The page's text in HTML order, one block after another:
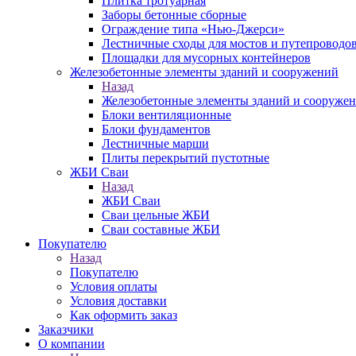
Заборы бетонные сборные
Ограждение типа «Нью-Джерси»
Лестничные сходы для мостов и путепроводов
Площадки для мусорных контейнеров
Железобетонные элементы зданий и сооружений
Назад
Железобетонные элементы зданий и
Блоки вентиляционные
Блоки фундаментов
Лестничные марши
Плиты перекрытий пустотные
ЖБИ Сваи
Назад
ЖБИ Сваи
Сваи цельные ЖБИ
Сваи составные ЖБИ
Покупателю
Назад
Покупателю
Условия оплаты
Условия доставки
Как оформить заказ
Заказчики
О компании